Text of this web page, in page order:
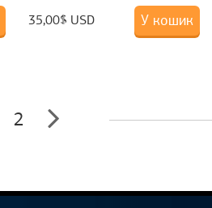
35,00$ USD У кошик
2